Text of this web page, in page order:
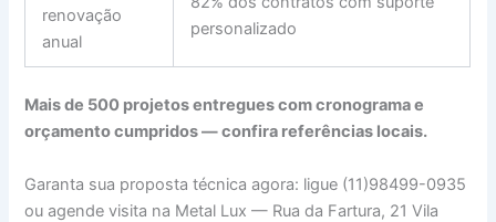
renovação
anual
personalizado
Mais de 500 projetos entregues com cronograma e
orçamento cumpridos — confira referências locais.
Garanta sua proposta técnica agora: ligue (11)98499-0935
ou agende visita na Metal Lux — Rua da Fartura, 21 Vila